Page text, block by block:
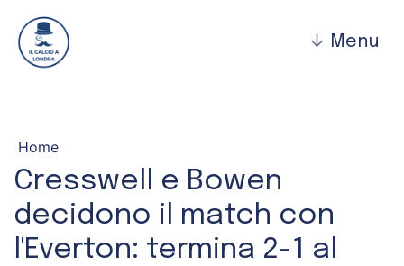
↓ Menu
Home
Cresswell e Bowen
decidono il match con
l'Everton: termina 2-1 al